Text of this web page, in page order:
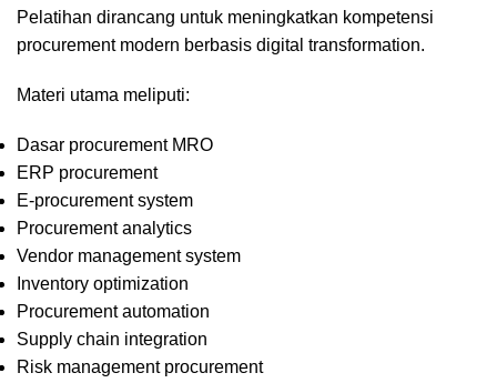
Pelatihan dirancang untuk meningkatkan kompetensi
procurement modern berbasis digital transformation.
Materi utama meliputi:
Dasar procurement MRO
ERP procurement
E-procurement system
Procurement analytics
Vendor management system
Inventory optimization
Procurement automation
Supply chain integration
Risk management procurement